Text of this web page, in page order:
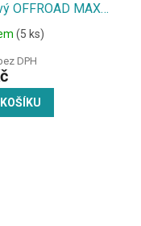
OFFROAD MAX
1:18
(5 ks)
DPH